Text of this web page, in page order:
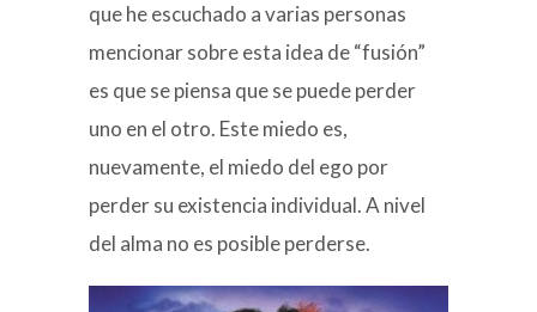
que he escuchado a varias personas
mencionar sobre esta idea de “fusión”
es que se piensa que se puede perder
uno en el otro. Este miedo es,
nuevamente, el miedo del ego por
perder su existencia individual. A nivel
del alma no es posible perderse.